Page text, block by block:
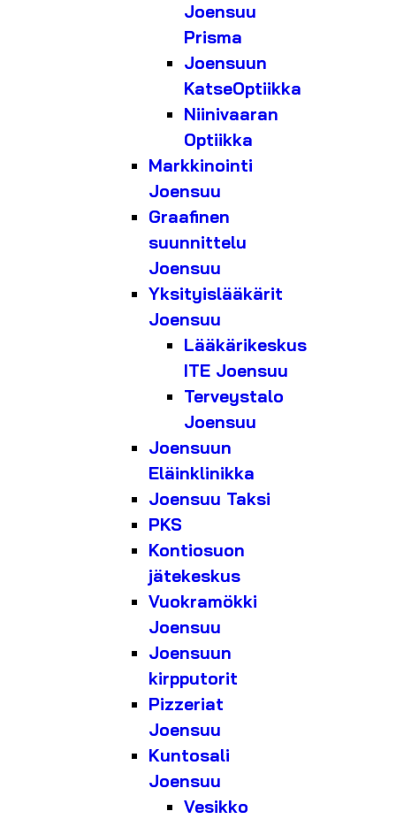
Joensuu
Prisma
Joensuun
KatseOptiikka
Niinivaaran
Optiikka
Markkinointi
Joensuu
Graafinen
suunnittelu
Joensuu
Yksityislääkärit
Joensuu
Lääkärikeskus
ITE Joensuu
Terveystalo
Joensuu
Joensuun
Eläinklinikka
Joensuu Taksi
PKS
Kontiosuon
jätekeskus
Vuokramökki
Joensuu
Joensuun
kirpputorit
Pizzeriat
Joensuu
Kuntosali
Joensuu
Vesikko